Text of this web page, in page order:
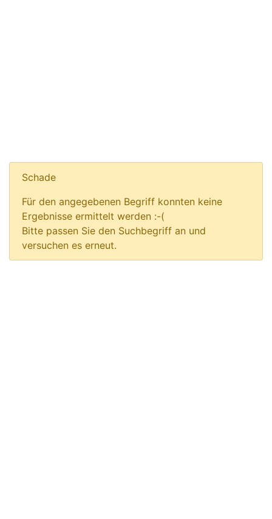
Schade
Für den angegebenen Begriff konnten keine
Ergebnisse ermittelt werden :-(
Bitte passen Sie den Suchbegriff an und
versuchen es erneut.